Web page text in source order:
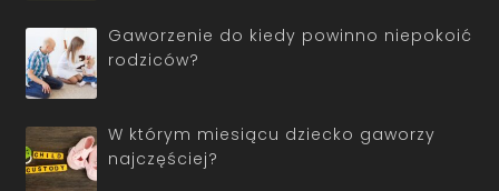
Gaworzenie do kiedy powinno niepokoić
rodziców?
W którym miesiącu dziecko gaworzy
najczęściej?